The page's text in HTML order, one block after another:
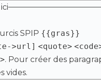
SPIP {{gras}}
>url] <quote>
. Pour créer des
vides.